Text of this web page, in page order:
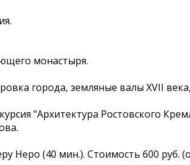
монастыря.
города, земляные валы XVII
"Архитектура Ростовского
Неро (40 мин.). Стоимость 600 руб.